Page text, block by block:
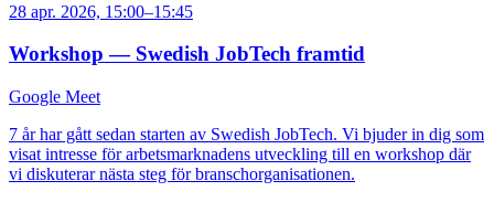
28 apr. 2026, 15:00–15:45
Workshop — Swedish JobTech framtid
Google Meet
7 år har gått sedan starten av Swedish JobTech. Vi bjuder in dig som
visat intresse för arbetsmarknadens utveckling till en workshop där
vi diskuterar nästa steg för branschorganisationen.